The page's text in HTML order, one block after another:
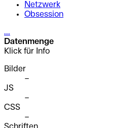
Netzwerk
Obsession
...
Datenmenge
Klick für Info
Bilder
–
JS
–
CSS
–